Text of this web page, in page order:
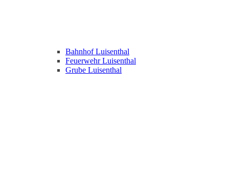
Bahnhof Luisenthal
Feuerwehr Luisenthal
Grube Luisenthal